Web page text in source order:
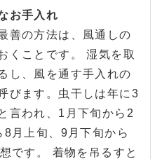
お手入れ
善の方法は、風通しの
くことです。 湿気を取
し、風を通す手入れの
びます。虫干しは年に3
言われ、1月下旬から2
8月上旬、9月下旬から
です。 着物を吊るすと